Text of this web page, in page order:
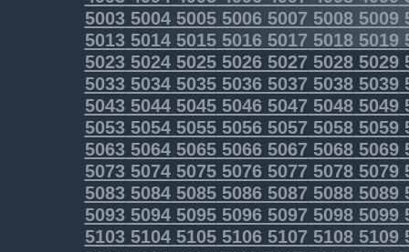
50035004500550065007 50085009
50135014501550165017 50185019
5023502450255026502750285029
5033503450355036503750385039
5043504450455046504750485049
5053505450555056505750585059
5063506450655066506750685069
5073507450755076507750785079
5083508450855086508750885089
5093509450955096509750985099
5103510451055106510751085109